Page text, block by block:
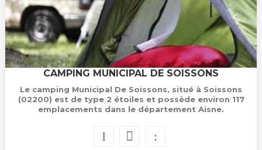
CAMPING MUNICIPAL DE SOISSONS
Le camping Municipal De Soissons, situé à Soissons
(02200) est de type 2 étoiles et possède environ 117
emplacements dans le département Aisne.